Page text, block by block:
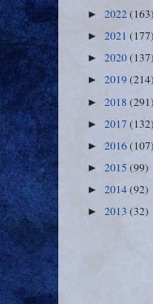
► 2022(163)
► 2021 (177)
► 2020(137)
► 2019(214)
► 2018 (291)
► 2017 (132)
► 2016(107)
► 2015 (99)
► 2014(92)
► 2013 (32)